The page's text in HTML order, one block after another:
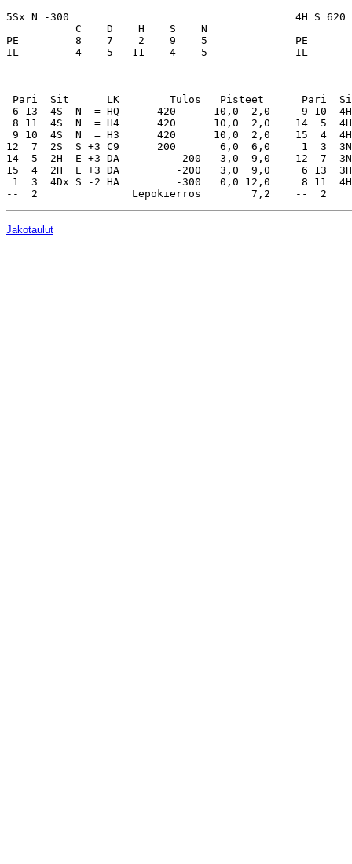
5Sx N -300
C    D    H    S    N
PE         8    7    2    9    5              PE
IL         4    5   11    4    5              IL
Pari  Sit      LK        Tulos   Pisteet      Pari
6 13  4S  N  = HQ      420      10,0  2,0     9 10
8 11  4S  N  = H4      420      10,0  2,0    14  5
9 10  4S  N  = H3      420      10,0  2,0    15  4
12  7  2S  S +3 C9      200       6,0  6,0     1  3
14  5  2H  E +3 DA         -200   3,0  9,0    12  7
15  4  2H  E +3 DA         -200   3,0  9,0     6 13
1  3  4Dx S -2 HA         -300   0,0 12,0     8 11
Jakotaulut